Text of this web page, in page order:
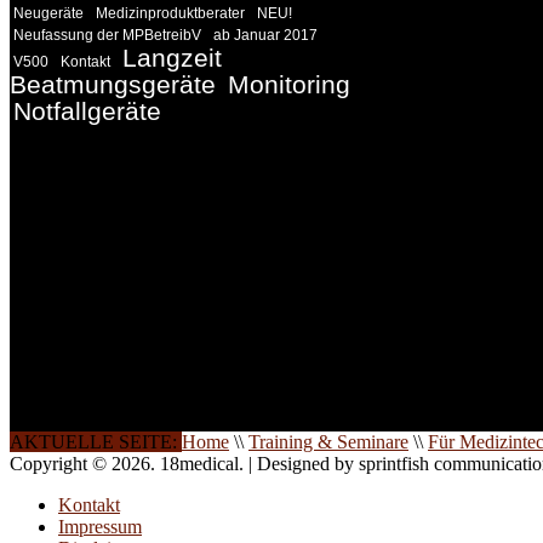
Neugeräte
Medizinproduktberater
NEU!
Neufassung der MPBetreibV
ab Januar 2017
V500
Kontakt
Langzeit
Beatmungsgeräte Monitoring
Notfallgeräte
AKTUELLE SEITE: Home \\ Training & Seminare \\ Für
Copyright © 2026. 18medical. | Designed by sprintfish
Kontakt
Impressum